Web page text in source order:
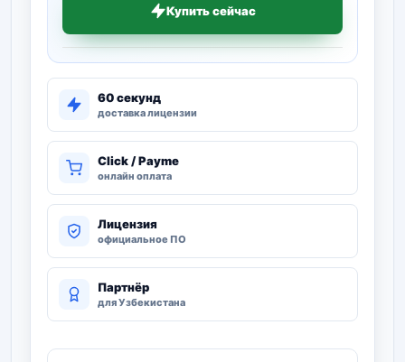
Купить сейчас
60 секунд
доставка лицензии
Click / Payme
онлайн оплата
Лицензия
официальное ПО
Партнёр
для Узбекистана